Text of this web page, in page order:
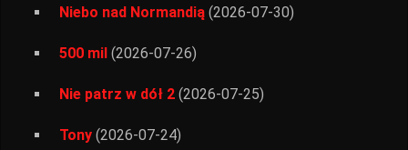
Niebo nad Normandią (2026-07-30)
500 mil (2026-07-26)
Nie patrz w dół 2 (2026-07-25)
Tony (2026-07-24)